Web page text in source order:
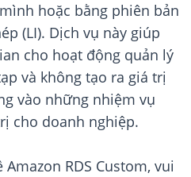
hoặc bằng phiên bản
(LI). Dịch vụ này giúp
cho hoạt động quản lý
và không tạo ra giá trị
vào những nhiệm vụ
cho doanh nghiệp.
RDS Custom, vui